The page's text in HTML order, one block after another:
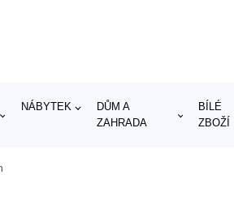
NÁBYTEK
DŮM A
ZAHRADA
BÍLÉ
ZBOŽÍ